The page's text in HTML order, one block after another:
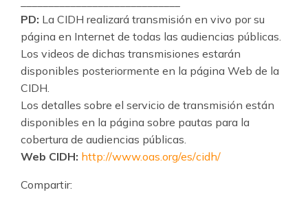
PD: La CIDH realizará transmisión en vivo por su
página en Internet de todas las audiencias públicas.
Los videos de dichas transmisiones estarán
disponibles posteriormente en la página Web de la
CIDH.
Los detalles sobre el servicio de transmisión están
disponibles en la página sobre pautas para la
cobertura de audiencias públicas.
Web CIDH: http://www.oas.org/es/cidh/
Compartir: